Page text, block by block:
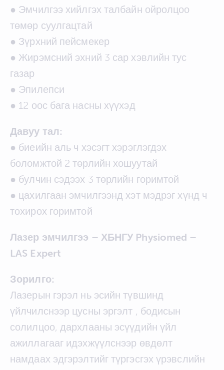
● Эмчилгээ хийлгэх талбайн ойролцоо
төмөр суулгацтай
● Зүрхний пейсмекер
● Жирэмсний эхний 3 сар хэвлийн тус
газар
● Эпилепси
● 12 оос бага насны хүүхэд
Давуу тал:
● биеийн аль ч хэсэгт хэрэглэгдэх
боломжтой 2 төрлийн хошуутай
● булчин сэдээх 3 төрлийн горимтой
● цахилгаан эмчилгээнд хэт мэдрэг хүнд ч
тохирох горимтой
Лазер эмчилгээ – ХБНГУ Physiomed –
LAS Expert
Зорилго:
Лазерын гэрэл нь эсийн түвшинд
үйлчилснээр цусны эргэлт , бодисын
солилцоо, дархлааны эсүүдийн үйл
ажиллагааг идэхжүүлснээр өвдөлт
намдаах эдгэрэлтийг түргэсгэх үрэвслийн